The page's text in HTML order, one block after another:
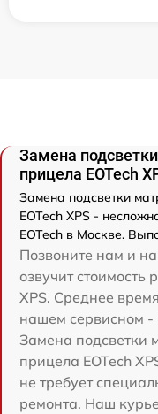
Замена
прицела EOTech
Замена подсветки
EOTech XPS -
EOTech в Москве.
Позвоните нам и
озвучит стоимость
XPS. Среднее
нашем сервисном -
Замена подсветки
прицела EOTech
не требует
ремонта. Наш